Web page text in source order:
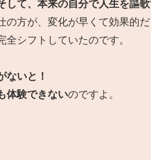
して、本来の自分で人生を謳歌
の方が、変化が早くて効果的だ
全シフトしていたのです。
ないと！
体験できないのですよ。